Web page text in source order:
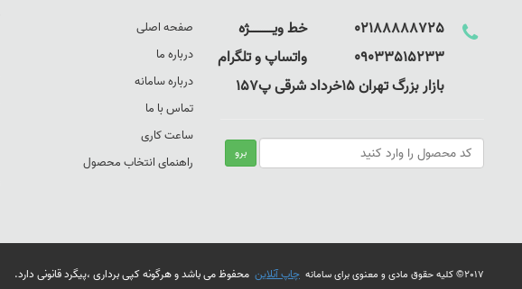
02188888725 خط ویـــــــــــــژه
09033515233 واتساپ و تلگرام
بازار بزرگ تهران 15خرداد شرقی پ157
صفحه اصلی
درباره ما
درباره سامانه
تماس با ما
ساعت کاری
راهنمای انتخاب محصول
2017© کلیه حقوق مادی و معنوی برای سامانه چاپ آنلاین محفوظ می باشد و هرگونه کپی برداری ،پیگرد قانونی دارد.